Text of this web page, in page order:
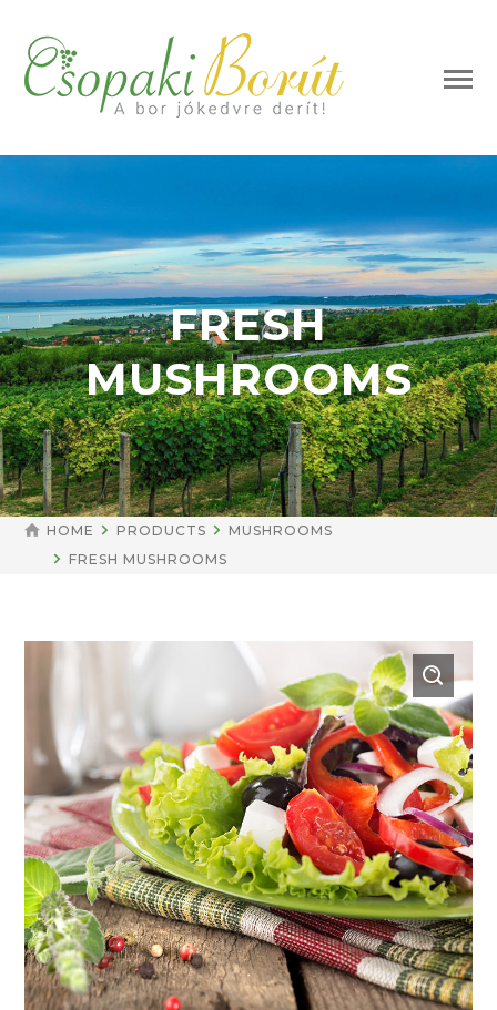
FRESH
MUSHROOMS
HOME PRODUCTS
MUSHROOMS
FRESH MUSHROOMS